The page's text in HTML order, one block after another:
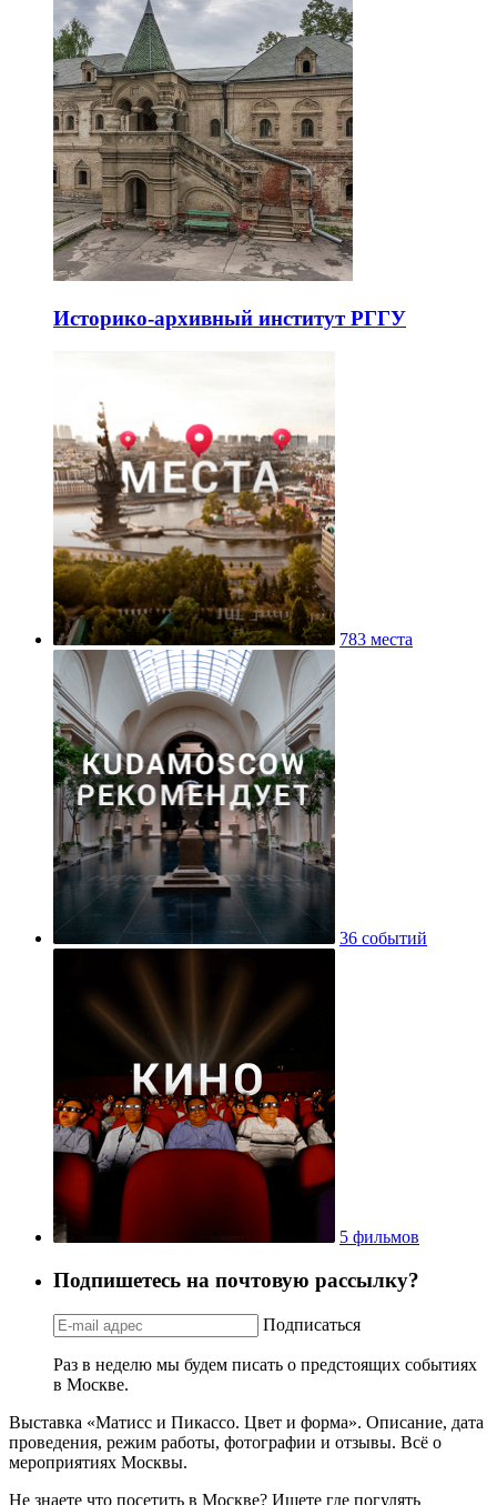
Историко-архивный институт РГГУ
783 места
36 событий
5 фильмов
Подпишетесь на почтовую рассылку?
Подписаться
Раз в неделю мы будем писать о предстоящих событиях
в Москве.
Выставка «Матисс и Пикассо. Цвет и форма». Описание, дата
проведения, режим работы, фотографии и отзывы. Всё о
мероприятиях Москвы.
Не знаете что посетить в Москве? Ищете где погулять